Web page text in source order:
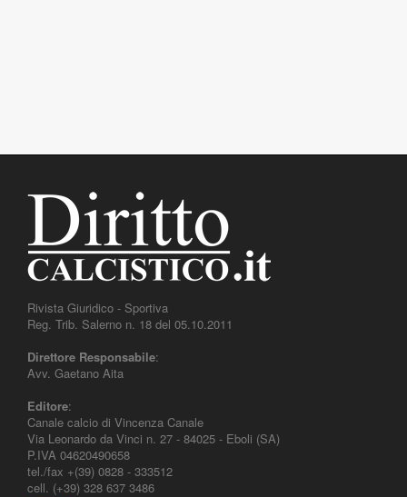
Rivista Giuridico - Sportiva
Reg. Trib. Salerno n. 18 del 05.10.2011
Direttore Responsabile:
Avv. Gaetano Aita
Editore:
Canale calcio di Vincenza Canale
Via Leonardo da Vinci n. 27 - 84025 - Eboli (SA)
P.IVA 04620490658
tel./fax +(39) 0828 - 333512
cell. (+39) 328 637 3486